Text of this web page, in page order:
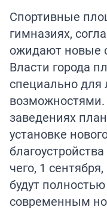
Спортивные
гимназиях,
ожидают новые
Власти города
специально
заведениях
установке
чего, 1
будут
современным